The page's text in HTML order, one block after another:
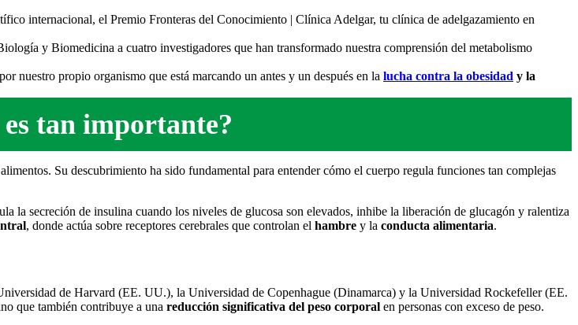
y Biomedicina a cuatro investigadores que han transformado nuestra comprensión del metabolismo
nuestro propio organismo que está marcando un antes y un después en la lucha contra la obesidad y la
tan importante?
Su descubrimiento ha sido fundamental para entender cómo el cuerpo regula funciones tan complejas
la secreción de insulina cuando los niveles de glucosa son elevados, inhibe la liberación de glucagón y ralentiza
, donde actúa sobre receptores cerebrales que controlan el hambre y la conducta alimentaria.
de Harvard (EE. UU.), la Universidad de Copenhague (Dinamarca) y la Universidad Rockefeller (EE.
que también contribuye a una reducción significativa del peso corporal en personas con exceso de peso.